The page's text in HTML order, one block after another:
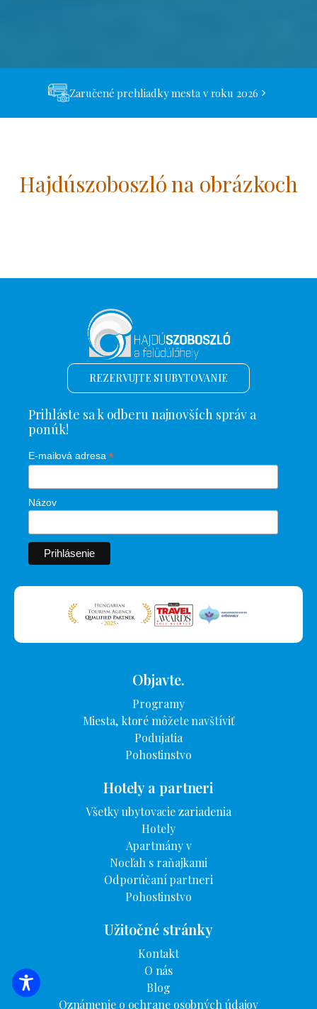
Zaručené prehliadky mesta v roku 2026
Hajdúszoboszló na obrázkoch
VYHĽADÁVANIE UBYTOVANIA
REZERVUJTE SI UBYTOVANIE
Prihláste sa k odberu najnovších správ a
ponúk!
E-mailová adresa*
Názov
Objavte.
Programy
Miesta, ktoré môžete navštíviť
Podujatia
Pohostinstvo
Hotely a partneri
Všetky ubytovacie zariadenia
Hotely
Apartmány v
Nocľah s raňajkami
Odporúčaní partneri
Pohostinstvo
Užitočné stránky
Kontakt
O nás
Blog
Oznámenie o ochrane osobných údajov